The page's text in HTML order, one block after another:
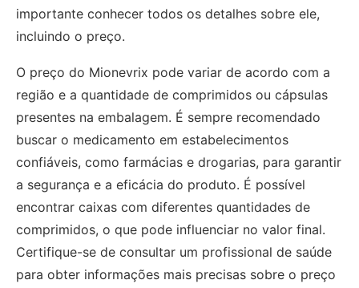
importante conhecer todos os detalhes sobre ele,
incluindo o preço.
O preço do Mionevrix pode variar de acordo com a
região e a quantidade de comprimidos ou cápsulas
presentes na embalagem. É sempre recomendado
buscar o medicamento em estabelecimentos
confiáveis, como farmácias e drogarias, para garantir
a segurança e a eficácia do produto. É possível
encontrar caixas com diferentes quantidades de
comprimidos, o que pode influenciar no valor final.
Certifique-se de consultar um profissional de saúde
para obter informações mais precisas sobre o preço